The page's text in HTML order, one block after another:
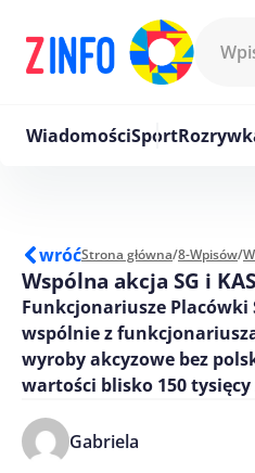
WiadomościSport
wróćStrona główna/8-Wpisów/
Wspólna akcja SG i
Funkcjonariusze Placówki
wspólnie z
wyroby akcyzowe bez
wartości blisko 150 tysięcy
Gabriela